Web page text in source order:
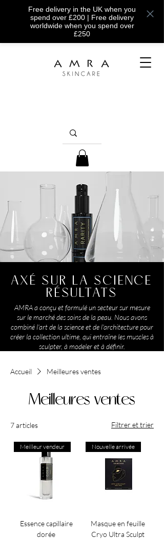
Free delivery in the UK when you
spend over £200 | Free delivery
worldwide when you spend over
£250
RÉSULTATS
AXÉ SUR LA SCIENCE
AMRA a conçu et formulé un secteur sur mesure
sur le marché des soins de la peau. Nous avons
combiné l'art de la science et de l'architecture pour
créer la collection ultime, qui entraîne les muscles à
sculpter, à modeler et à définir.
Accueil Meilleures ventes
Meilleures ventes
7 articles Filtrer et trier
Meilleur vendeur
Essence capillaire
dorée
Nouvelle arrivée
Masque en feuille
Cryo Ultra Sculpt